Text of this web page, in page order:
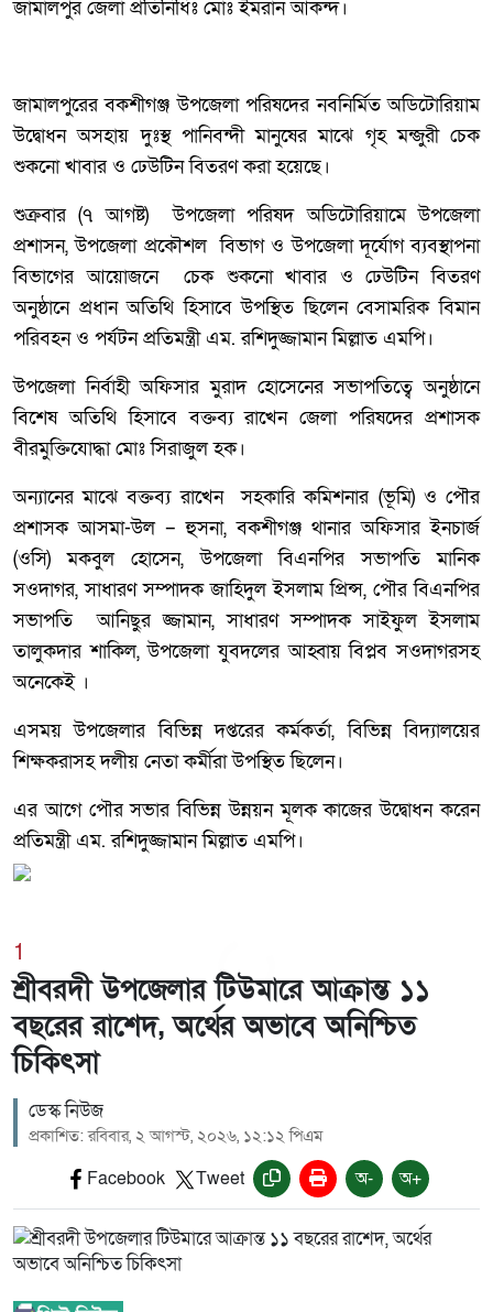
জামালপুর জেলা প্রতিনিধিঃ মোঃ ইমরান আকন্দ।
জামালপুরের বকশীগঞ্জ উপজেলা পরিষদের নবনির্মিত অডিটোরিয়াম
উদ্বোধন অসহায় দুঃস্থ পানিবন্দী মানুষের মাঝে গৃহ মন্জুরী চেক
শুকনো খাবার ও ঢেউটিন বিতরণ করা হয়েছে।
শুক্রবার (৭ আগষ্ট) উপজেলা পরিষদ অডিটোরিয়ামে উপজেলা
প্রশাসন, উপজেলা প্রকৌশল বিভাগ ও উপজেলা দূর্যোগ ব্যবস্থাপনা
বিভাগের আয়োজনে চেক শুকনো খাবার ও ঢেউটিন বিতরণ
অনুষ্ঠানে প্রধান অতিথি হিসাবে উপস্থিত ছিলেন বেসামরিক বিমান
পরিবহন ও পর্যটন প্রতিমন্ত্রী এম. রশিদুজ্জামান মিল্লাত এমপি।
উপজেলা নির্বাহী অফিসার মুরাদ হোসেনের সভাপতিত্বে অনুষ্ঠানে
বিশেষ অতিথি হিসাবে বক্তব্য রাখেন জেলা পরিষদের প্রশাসক
বীরমুক্তিযোদ্ধা মোঃ সিরাজুল হক।
অন্যানের মাঝে বক্তব্য রাখেন সহকারি কমিশনার (ভূমি) ও পৌর
প্রশাসক আসমা-উল – হুসনা, বকশীগঞ্জ থানার অফিসার ইনচার্জ
(ওসি) মকবুল হোসেন, উপজেলা বিএনপির সভাপতি মানিক
সওদাগর, সাধারণ সম্পাদক জাহিদুল ইসলাম প্রিন্স, পৌর বিএনপির
সভাপতি আনিছুর জ্জামান, সাধারণ সম্পাদক সাইফুল ইসলাম
তালুকদার শাকিল, উপজেলা যুবদলের আহ্বায় বিপ্লব সওদাগরসহ
অনেকেই ।
এসময় উপজেলার বিভিন্ন দপ্তরের কর্মকর্তা, বিভিন্ন বিদ্যালয়ের
শিক্ষকরাসহ দলীয় নেতা কর্মীরা উপস্থিত ছিলেন।
এর আগে পৌর সভার বিভিন্ন উন্নয়ন মূলক কাজের উদ্বোধন করেন
প্রতিমন্ত্রী এম. রশিদুজ্জামান মিল্লাত এমপি।
1
শ্রীবরদী উপজেলার টিউমারে আক্রান্ত ১১
বছরের রাশেদ, অর্থের অভাবে অনিশ্চিত
চিকিৎসা
ডেস্ক নিউজ
প্রকাশিত: রবিবার, ২ আগস্ট, ২০২৬, ১২:১২ পিএম
Facebook Tweet অ- অ+